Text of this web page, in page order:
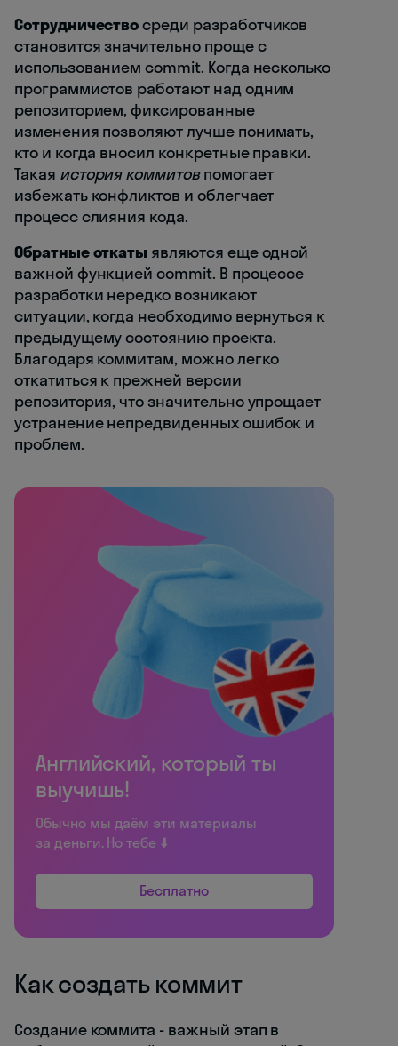
Сотрудничествосреди разработчиков
становится значительно проще с
использованием commit. Когда несколько
программистов работают над одним
репозиторием, фиксированные
изменения позволяют лучше понимать,
кто и когда вносил конкретные правки.
Такая история коммитовпомогает
избежать конфликтов и облегчает
процесс слияния кода.
Обратные откаты являются еще одной
важной функцией commit. В процессе
разработки нередко возникают
ситуации, когда необходимо вернуться к
предыдущему состоянию проекта.
Благодаря коммитам, можно легко
откатиться к прежней версии
репозитория, что значительно упрощает
устранение непредвиденных ошибок и
проблем.
Английский, который ты
выучишь!
Обычно мы даём эти материалы
за деньги. Но тебе ⬇️
Бесплатно
Как создать коммит
Создание коммита - важный этап в